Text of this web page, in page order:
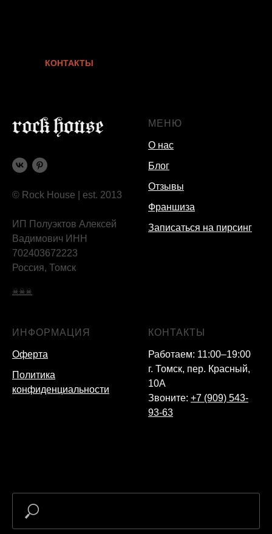
КОНТАКТЫ
© Rock House | est. 2013
ИП Полуэктов Алексей
Вадимович ИНН
702403672223
Россия, Томск
☠☠☠
МЕНЮ
О нас
Блог
Отзывы
Франшиза
Записаться на пирсинг
ИНФОРМАЦИЯ
Оферта
Политика
конфиденциальности
КОНТАКТЫ
Работаем: 11:00–19:00
г. Томск, пер. Красный,
10А
Звоните: +7 (909) 543-
93-63